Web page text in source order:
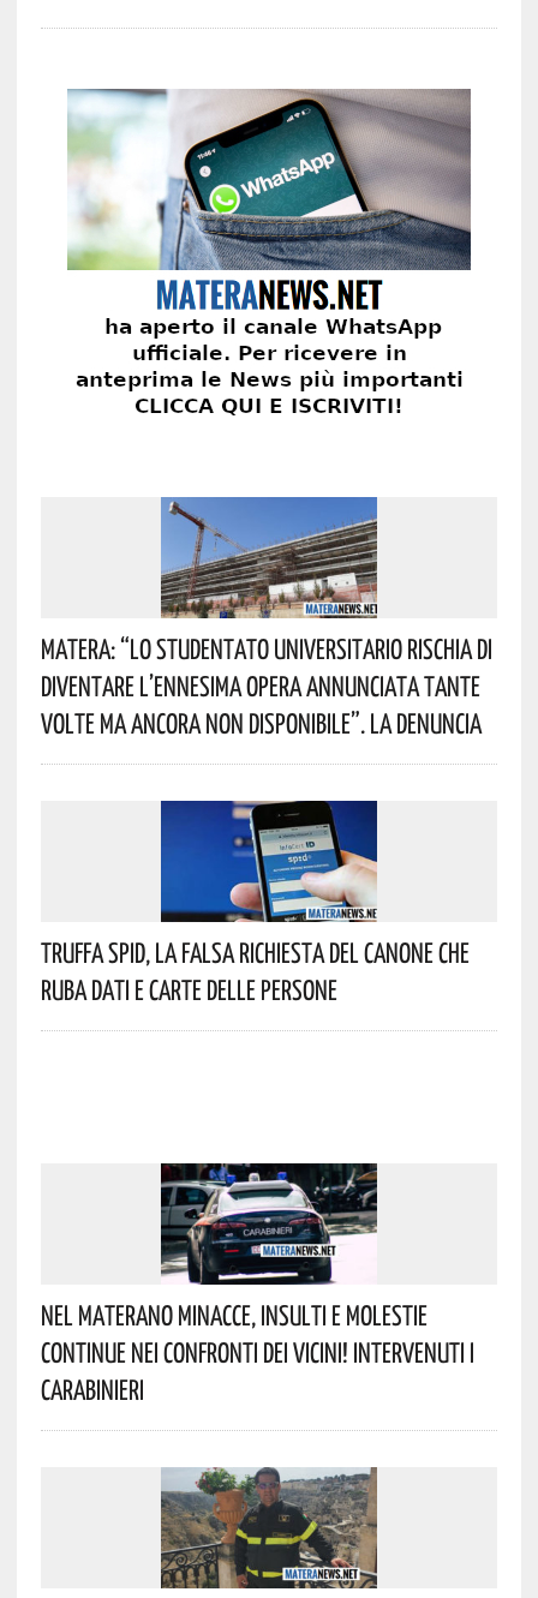
Matera: “Lo Studentato Universitario Rischia Di
Diventare L’ennesima Opera Annunciata Tante
Volte Ma Ancora Non Disponibile”. La Denuncia
Truffa Spid, La Falsa Richiesta Del Canone Che
Ruba Dati E Carte Delle Persone
Nel Materano Minacce, Insulti E Molestie
Continue Nei Confronti Dei Vicini! Intervenuti I
Carabinieri